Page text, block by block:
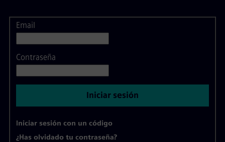
Inicio de sesión
Email
Contraseña
Iniciar sesión
Iniciar sesión con un código
¿Has olvidado tu contraseña?